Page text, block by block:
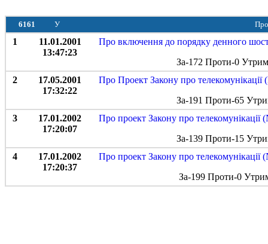
6161 У
1
11.01.2001
13:47:23
Про включення до порядку денного
За-172 Проти-0
2
17.05.2001
17:32:22
Про Проект Закону про
За-191 Проти-65
3
17.01.2002
17:20:07
Про проект Закону про
За-139 Проти-15
4
17.01.2002
17:20:37
Про проект Закону про
За-199 Проти-0